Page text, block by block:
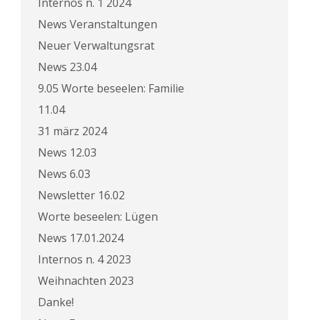
News Veranstaltungen
Neuer Verwaltungsrat
News 23.04
9.05 Worte beseelen: Familie
11.04
31 märz 2024
News 12.03
News 6.03
Newsletter 16.02
Worte beseelen: Lügen
News 17.01.2024
Internos n. 4 2023
Weihnachten 2023
Danke!